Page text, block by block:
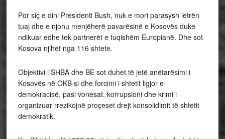
Por siç e dini Presidenti Bush, nuk e mori parasysh letrën
tuaj dhe e njohu menjëherë pavarësinë e Kosovës duke
ndikuar edhe tek partnerët e fuqishēm Europianë. Dhe sot
Kosova njihet nga 116 shtete.
Objektivi i SHBA dhe BE sot duhet të jetë anëtarësimi i
Kosovës në OKB si dhe forcimi i shtetit ligjor e
demokracisë, pasi vonesat, korrupsioni dhe krimi i
organizuar rrezikojnë proçeset drejt konsolidimit të shtetit
demokratik.